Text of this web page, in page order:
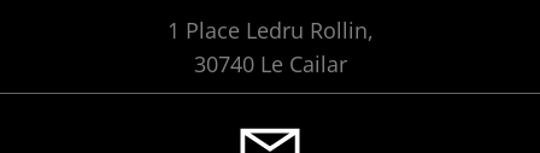
1 Place Ledru Rollin,
30740 Le Cailar